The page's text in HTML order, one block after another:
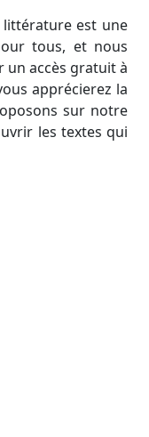
littérature est une
tous, et nous
accès gratuit à
apprécierez la
sur notre
les textes qui